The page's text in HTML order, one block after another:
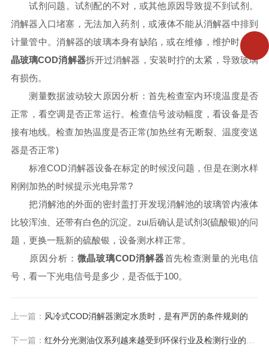
试剂问题。试剂配的不对，或其他原因导致提不到试剂。
消解器入口堵塞，无法加入药剂，或液体不能从消解器中排到
计量管中。消解器的玻璃本身有缺陷，或在维修，维护时，
晶玻璃COD消解器拆开过消解器，安装时拧的太紧，导致玻璃
有损伤。
测量数据波动较大原因分析：首先检查室内环境温度是否
正常，看空调是否正常运行。检查信号波动幅度，看设备是否
接有地线。检查加热温度是否正常(加热丝有无断裂、温度变送
器是否正常)
标准COD消解器设备在标定的时候没问题，但是在测水样
刚刚加热的时候提示光电异常?
把消解池的外面的密封盖打开发现消解池的玻璃管内液体
比较浑浊、还带有白色的沉淀。zui后确认是试剂3(硫酸银)的问
题，更换一瓶新的硫酸银，设备测水样正常。
原因分析： 微晶玻璃COD消解器首先检查测量的光电信
号，看一下光电信号是多少，是否低于100。
上一篇： 风冷式COD消解器测定水质时，是有严厉的条件规则的
下一篇： 红外分光测油仪系列越来越受到环保行业及检测行业的青睐，秘密就在这里